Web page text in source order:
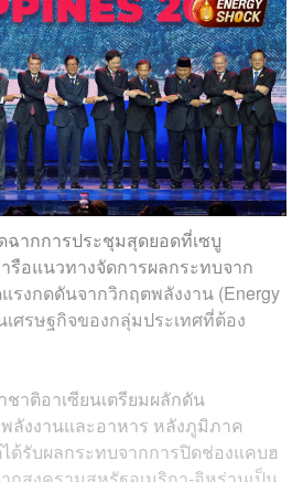
ฉากการประชุมสุดยอดที่เซบู
รือแนวทางจัดการผลกระทบจาก
รงกดดันจากวิกฤตพลังงาน (Energy
ศรษฐกิจของกลุ่มประเทศที่ต้อง
าติอาเซียนเตรียมผลักดัน
ลังงานและอาหาร หลังภูมิภาค
ได้รับผลกระทบจากการปิดช่องแคบฮ